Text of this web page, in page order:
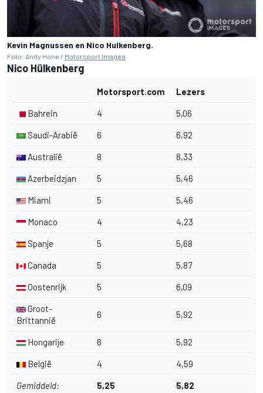
Kevin Magnussen en Nico Hulkenberg.
Foto: Andy Hone / Motorsport Images
Nico Hülkenberg
Motorsport.com Lezers
Bahrein 4 5,06
Saudi-Arabië 6 6,92
Australië 8 8,33
Azerbeidzjan 5 5,46
Miami 5 5,46
Monaco 4 4,23
Spanje 5 5,68
Canada 5 5,87
Oostenrijk 5 6,09
Groot-
Brittannië
6 5,92
Hongarije 6 5,92
België 4 4,59
Gemiddeld: 5,25 5,82